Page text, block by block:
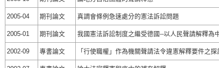
2005-04 期刊論文 真調會條例急速處分的憲法訴訟問題
2005-01 期刊論文 我國憲法訴訟制度之繼受德國--以人民聲請解釋為
2002-09 專書論文 「行使職權」作為機關聲請法令違憲解釋要件之探